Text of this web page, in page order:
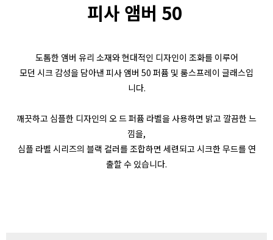
피사 앰버 50
도톰한 앰버 유리 소재와 현대적인 디자인이 조화를 이루어
모던 시크 감성을 담아낸 피사 앰버 50 퍼퓸 및 룸스프레이 글래스입
니다.
깨끗하고 심플한 디자인의 오 드 퍼퓸 라벨을 사용하면 밝고 깔끔한 느
낌을,
심플 라벨 시리즈의 블랙 컬러를 조합하면 세련되고 시크한 무드를 연
출할 수 있습니다.